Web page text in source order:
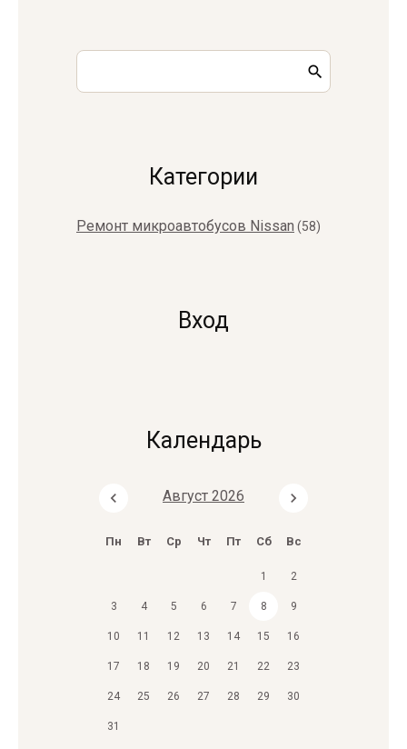
Категории
Ремонт микроавтобусов Nissan (58)
Вход
Календарь
Август 2026
Пн Вт Ср Чт Пт Сб Вс
1 2
3 4 5 6 7 8 9
10 11 12 13 14 15 16
17 18 19 20 21 22 23
24 25 26 27 28 29 30
31